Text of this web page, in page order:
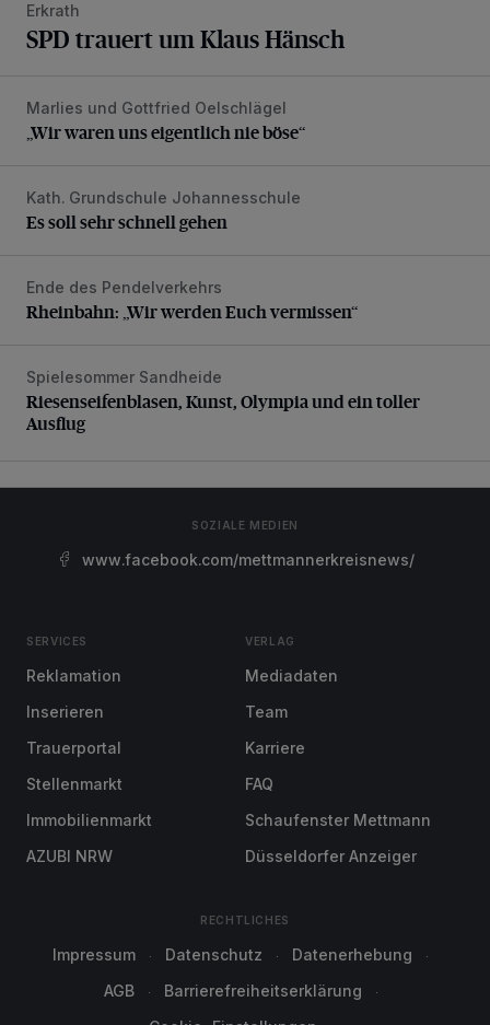
Erkrath
SPD trauert um Klaus Hänsch
„Wir waren uns eigentlich nie böse“
Marlies und Gottfried Oelschlägel
„Wir waren uns eigentlich nie böse“
Es soll sehr schnell gehen
Kath. Grundschule Johannesschule
Es soll sehr schnell gehen
Rheinbahn: „Wir werden Euch vermissen“
Ende des Pendelverkehrs
Rheinbahn: „Wir werden Euch vermissen“
Riesenseifenblasen, Kunst, Olympia und ein toller Ausflug
Spielesommer Sandheide
Riesenseifenblasen, Kunst, Olympia und ein toller
Ausflug
SOZIALE MEDIEN
www.facebook.com/mettmannerkreisnews/
SERVICES
Reklamation
Inserieren
Trauerportal
Stellenmarkt
Immobilienmarkt
AZUBI NRW
VERLAG
Mediadaten
Team
Karriere
FAQ
Schaufenster Mettmann
Düsseldorfer Anzeiger
RECHTLICHES
Impressum Datenschutz
Datenerhebung
AGB
Barrierefreiheitserklärung